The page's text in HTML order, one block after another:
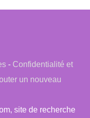
- Confidentialité et
un nouveau
site de recherche